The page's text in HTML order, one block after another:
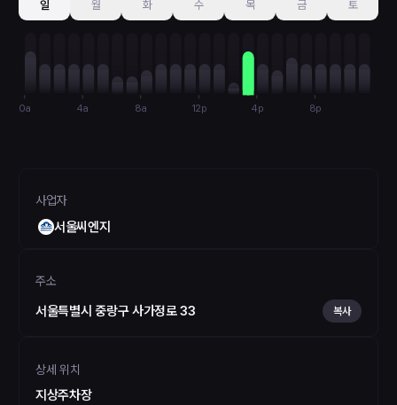
일 월 화 수 목 금 토
0a 4a 8a 12p 4p 8p
사업자
서울씨엔지
주소
서울특별시 중랑구 사가정로 33 복사
상세 위치
지상주차장